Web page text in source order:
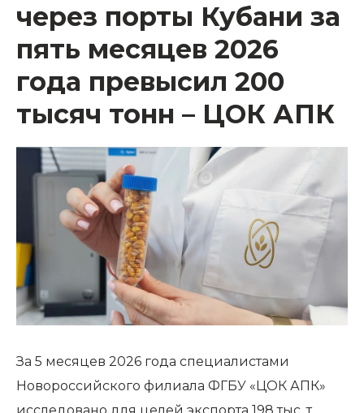
через порты Кубани за
пять месяцев 2026
года превысил 200
тысяч тонн – ЦОК АПК
За 5 месяцев 2026 года специалистами
Новороссийского филиала ФГБУ «ЦОК АПК»